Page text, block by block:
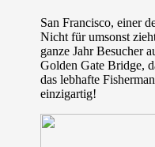
San Francisco, einer
Nicht für umsonst
ganze Jahr Besucher
Golden Gate Bridge,
das lebhafte
einzigartig!